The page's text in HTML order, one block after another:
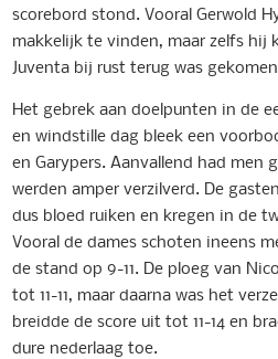
scorebord stond. Vooral Gerwold
makkelijk te vinden, maar zelfs hij
Juventa bij rust terug was
Het gebrek aan doelpunten in de
en windstille dag bleek een
en Garypers. Aanvallend had men
werden amper verzilverd. De
dus bloed ruiken en kregen in de
Vooral de dames schoten ineens
de stand op 9-11. De ploeg van
tot 11-11, maar daarna was het
breidde de score uit tot 11-14 en
dure nederlaag toe.